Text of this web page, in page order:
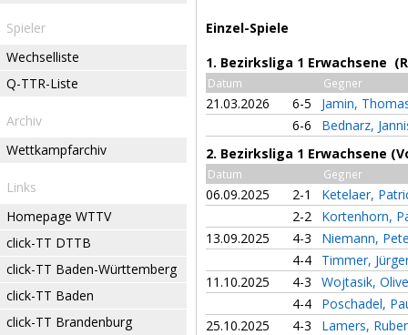
Spieler
Wechselliste
Q-TTR-Liste
Archiv
Wettkampfarchiv
Links
Homepage WTTV
click-TT DTTB
click-TT Baden-Württemberg
click-TT Baden
click-TT Brandenburg
Einzel-Spiele
1. Bezirksliga 1 Erwachsene
Datum Gegner
21.03.2026 6-5
Jamin,
6-6
Bednarz,
2. Bezirksliga 1 Erwachsene
Datum Gegner
06.09.2025 2-1
Ketelaer,
2-2
Kortenhorn,
13.09.2025
4-3
Niemann,
4-4
Timmer,
11.10.2025
4-3
Wojtasik,
4-4
Poschadel,
25.10.2025
4-3
Lamers,